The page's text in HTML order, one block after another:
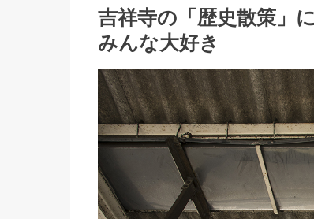
吉祥寺の「歴史散策」
みんな大好き